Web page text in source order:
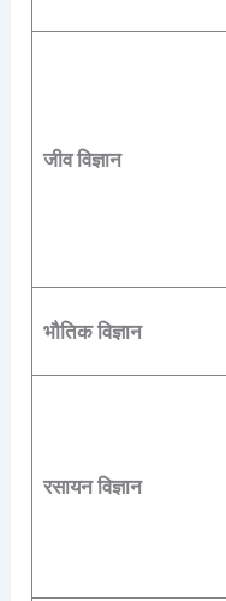
जीव विज्ञान
भौतिक विज्ञान
रसायन विज्ञान